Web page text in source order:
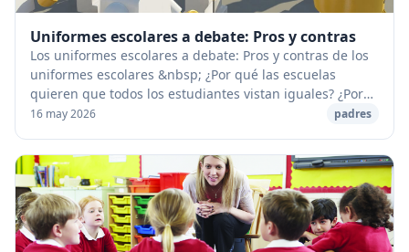
Uniformes escolares a debate: Pros y contras
Los uniformes escolares a debate: Pros y contras de los
uniformes escolares &nbsp; ¿Por qué las escuelas
quieren que todos los estudiantes vistan iguales? ¿Por
qué muchas escuelas están tan obsesionad...
16 may 2026 padres